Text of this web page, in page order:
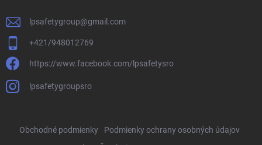
lpsafetygroup@gmail.com
+421/948012769
https://www.facebook.com/lpsafetysro
lpsafetygroupsro
Obchodné podmienky
Podmienky ochrany osobných údajov